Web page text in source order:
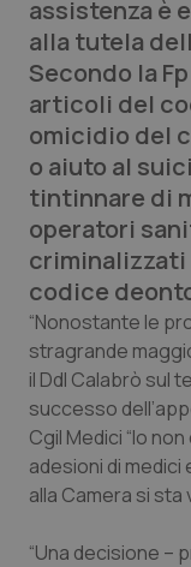
QS Pro
Professionisti
Abruzzo
Basilicata
Calabria
Campania
Emilia-
Friuli
Lazio
QS Pro Gold
Artrite &
Asma &
Car-T
Colesterolo
Dermatite
Diabete &
QS Club
assistenza è
alla tutela
Secondo la
articoli del
omicidio del
o aiuto al
tintinnare di
operatori
criminalizzati
codice
“Nonostante le
stragrande
il Ddl Calabrò sul
successo
Cgil Medici “Io
adesioni di medici
alla Camera si
“Una decisione –